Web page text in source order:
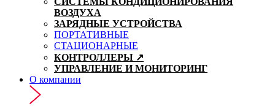
ВОЗДУХА
ЗАРЯДНЫЕ УСТРОЙСТВА
ПОРТАТИВНЫЕ
СТАЦИОНАРНЫЕ
КОНТРОЛЛЕРЫ ↗
УПРАВЛЕНИЕ И МОНИТОРИНГ
О компании